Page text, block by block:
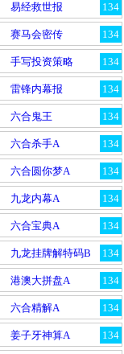
134
易经救世报
134
赛马会密传
134
手写投资策略
134
雷锋内幕报
134
六合鬼王
134
六合杀手A
134
六合圆你梦A
134
九龙内幕A
134
六合宝典A
134
九龙挂牌解特码B
134
港澳大拼盘A
134
六合精解A
134
姜子牙神算A